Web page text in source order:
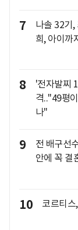
7
나솔 32기
희, 아이까
8
'전자발찌
격.."49평
나"
9
전 배구선
안에 꼭
10 코르티